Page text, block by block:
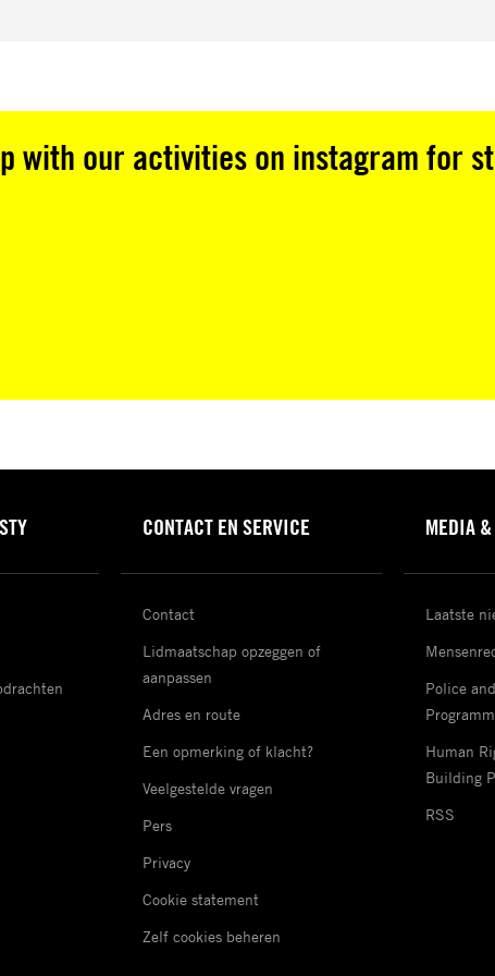
with our activities on instagram for
CONTACT EN SERVICE
Contact
Lidmaatschap opzeggen of
aanpassen
Adres en route
Een opmerking of klacht?
Veelgestelde vragen
Pers
Privacy
Cookie statement
Zelf cookies beheren
MEDIA
Laatste
Police
Human
Building
RSS